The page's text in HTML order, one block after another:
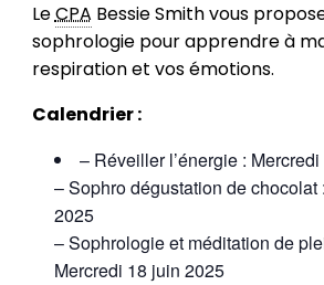
LeCPA Bessie Smith vous
sophrologie pour apprendre à
respiration et vos émotions.
Calendrier :
– Réveiller l’énergie :
– Sophro dégustation de chocolat
2025
– Sophrologie et méditation de
Mercredi 18 juin 2025